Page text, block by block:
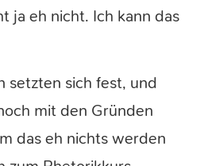
ja eh nicht. Ich kann das
setzten sich fest, und
mit den Gründen
das eh nichts werden